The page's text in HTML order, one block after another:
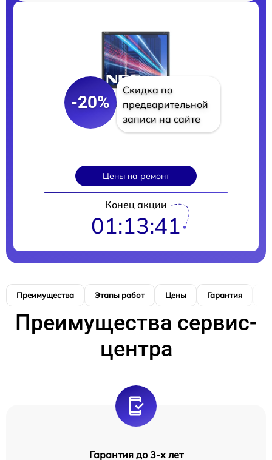
-20%
Скидка по
предварительной
записи на сайте
Цены на ремонт
Конец акции
01:13:40
Преимущества Этапы работ Цены Гарантия
Преимущества сервис-
центра
Гарантия до 3-х лет